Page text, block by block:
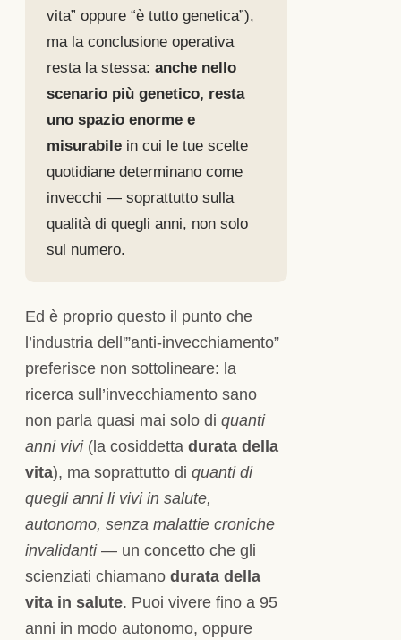
vita” oppure “è tutto genetica”),
ma la conclusione operativa
resta la stessa: anche nello
scenario più genetico, resta
uno spazio enorme e
misurabile in cui le tue scelte
quotidiane determinano come
invecchi — soprattutto sulla
qualità di quegli anni, non solo
sul numero.
Ed è proprio questo il punto che
l’industria dell'”anti-invecchiamento”
preferisce non sottolineare: la
ricerca sull’invecchiamento sano
non parla quasi mai solo di quanti
anni vivi(la cosiddetta durata della
vita), ma soprattutto di quanti di
quegli anni li vivi in salute,
autonomo, senza malattie croniche
invalidanti— un concetto che gli
scienziati chiamano durata della
vita in salute. Puoi vivere fino a 95
anni in modo autonomo, oppure